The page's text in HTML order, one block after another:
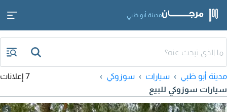
مدينة أبو ظبي
مدينة أبو ظبي سيارات
سوزوكي
سيارات سوزوكي للبيع
7 إعلانات
5